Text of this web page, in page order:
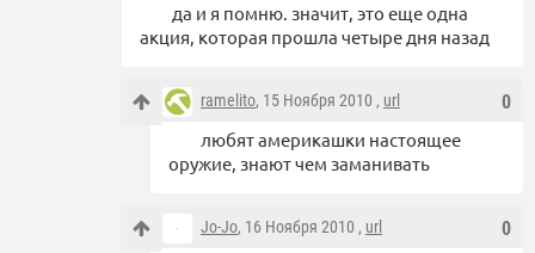
да и я помню. значит, это еще одна
акция, которая прошла четыре дня назад
0
ramelito, 15 Ноября 2010 , url
любят америкашки настоящее
оружие, знают чем заманивать
0
Jo-Jo, 16 Ноября 2010 , url